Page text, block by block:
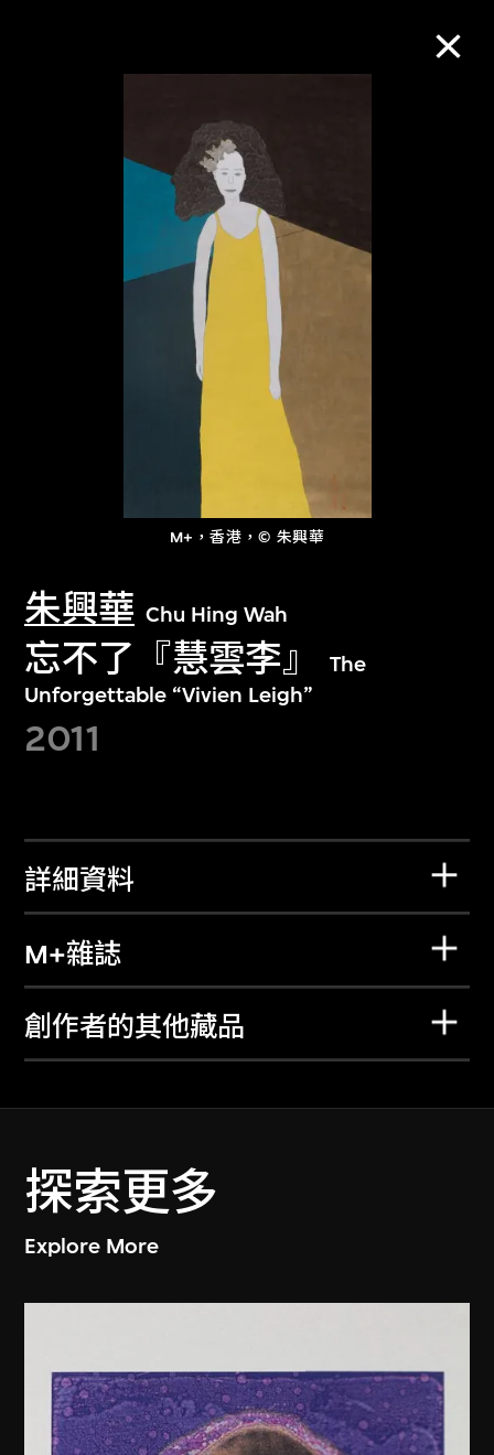
M+，香港，© 朱興華
朱興華 Chu Hing Wah
忘不了『慧雲李』
The
Unforgettable “Vivien Leigh”
2011
詳細資料
M+雜誌
創作者的其他藏品
探索更多
Explore More
M+藏品
進一步篩選
探索世界頂級的二十及二十一世紀視覺